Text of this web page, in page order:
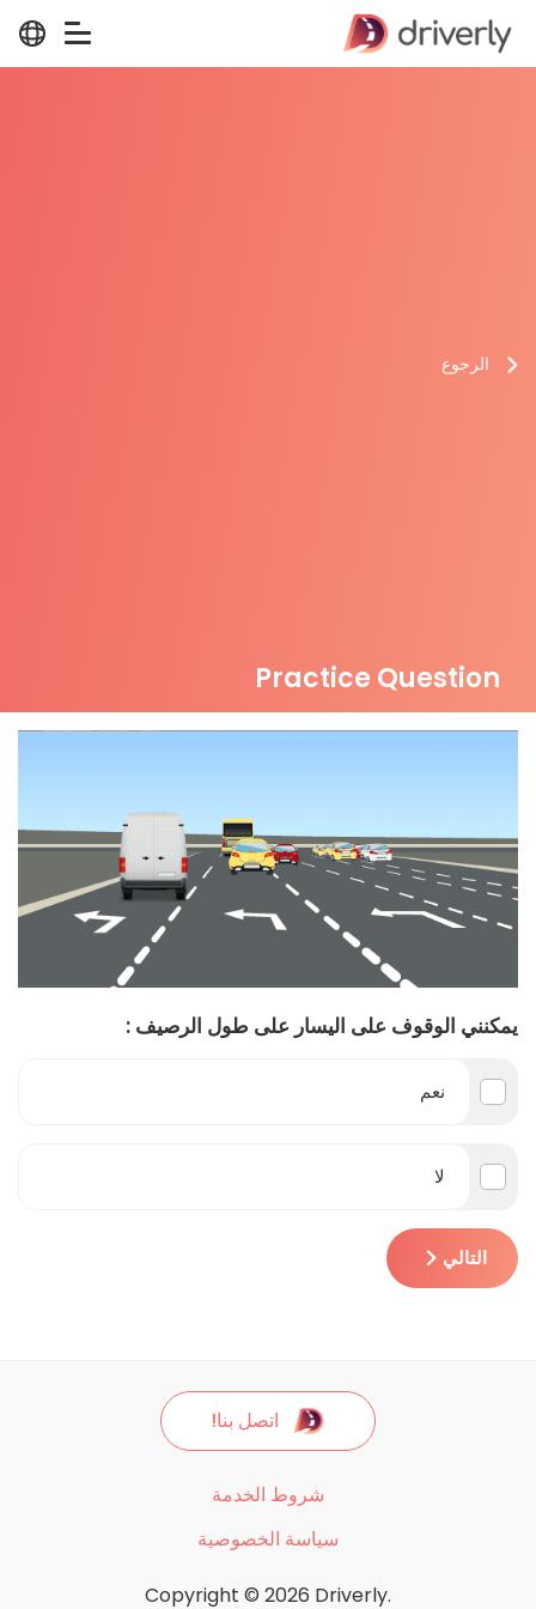
الرجوع
Practice Question
يمكنني الوقوف على اليسار على طول الرصيف :
نعم
لا
التالي
اتصل بنا!
شروط الخدمة
سياسة الخصوصية
Copyright © 2026 Driverly.